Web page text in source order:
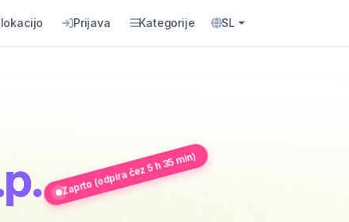
Prijava Kategorije SL
Zaprto (odpira čez 5 h 35 min)